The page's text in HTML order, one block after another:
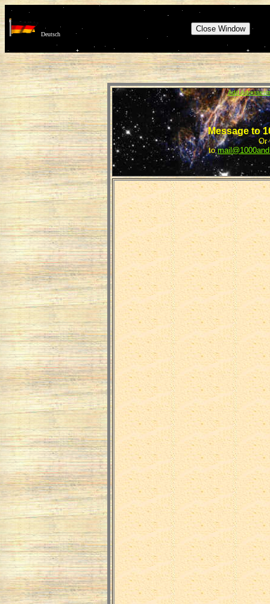
Deutsch
Add
Message to
Or
to